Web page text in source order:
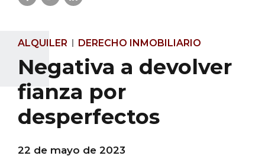
ALQUILER DERECHO INMOBILIARIO
Negativa a devolver
fianza por
desperfectos
22 de mayo de 2023